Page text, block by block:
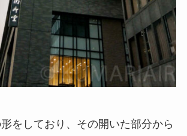
形をしており、その開いた部分から